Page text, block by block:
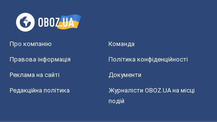
Про компанію Команда
Правова інформація Політика конфіденційності
Реклама на сайті Документи
Редакційна політика
Журналісти OBOZ.UA на місці
подій